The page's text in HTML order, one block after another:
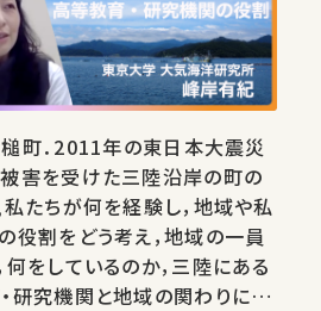
町．2011年の東日本大震災
害を受けた三陸沿岸の町の
たちが何を経験し，地域や私
役割をどう考え，地域の一員
何をしているのか，三陸にある
研究機関と地域の関わりにつ